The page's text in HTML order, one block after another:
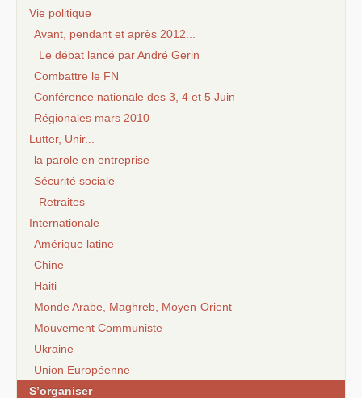
Vie politique
Avant, pendant et après 2012...
Le débat lancé par André Gerin
Combattre le FN
Conférence nationale des 3, 4 et 5 Juin
Régionales mars 2010
Lutter, Unir...
la parole en entreprise
Sécurité sociale
Retraites
Internationale
Amérique latine
Chine
Haiti
Monde Arabe, Maghreb, Moyen-Orient
Mouvement Communiste
Ukraine
Union Européenne
S’organiser